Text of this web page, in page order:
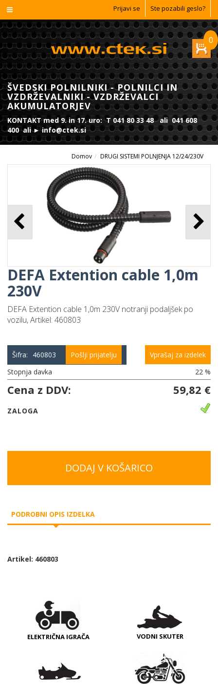
Prijavi se Ste pozabili geslo?
0
ŠVEDSKI POLNILNIKI - POLNILCI IN
VZDRŽEVALNIKI - VZDRŽEVALCI
AKUMULATORJEV
KONTAKT med 9. in 17. uro: T 041 80 33 48 ali 041 608
400 ali ► info@ctek.si
Domov DRUGI SISTEMI POLNJENJA 12/24/230V
DEFA Extention cable 1,0m
230V
DEFA Extention cable 1,0m 230V notranji podaljšek po
vozilu, Artikel: 460803
Šifra: 460803 Vprašaj za izdelek
Pošlji prijatelju
Stopnja davka
22 %
Cena z DDV: 59,82 €
ZALOGA
DODAJ V KOŠARICO
PODROBNI OPIS IZDELKA
Artikel: 460803
ELEKTRIČNA IGRAČA VODNI SKUTER